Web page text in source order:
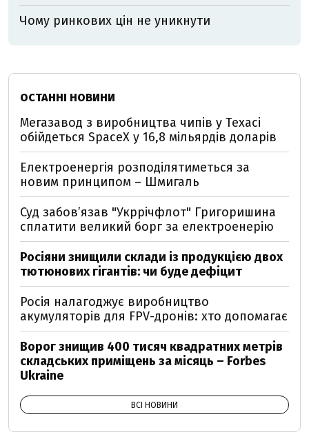
Чому ринкових цін не уникнути
ОСТАННІ НОВИНИ
Мегазавод з виробництва чипів у Техасі
обійдеться SpaceX у 16,8 мільярдів доларів
Електроенергія розподілятиметься за
новим принципом – Шмигаль
Суд забов’язав "Укррічфлот" Григоришина
сплатити великий борг за електроенерію
Росіяни знищили склади із продукцією двох
тютюнових гігантів: чи буде дефіцит
Росія налагоджує виробництво
акумуляторів для FPV-дронів: хто допомагає
Ворог знищив 400 тисяч квадратних метрів
складських приміщень за місяць – Forbes
Ukraine
ВСІ НОВИНИ